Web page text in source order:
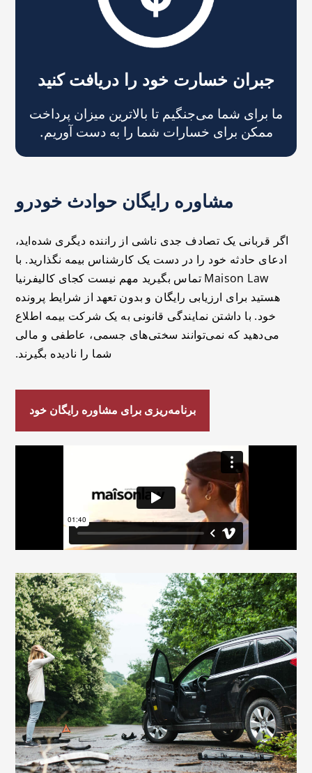
جبران خسارت خود را دریافت کنید
ما برای شما می‌جنگیم تا بالاترین میزان پرداخت
ممکن برای خسارات شما را به دست آوریم.
مشاوره رایگان حوادث خودرو
اگر قربانی یک تصادف جدی ناشی از راننده دیگری شده‌اید،
ادعای حادثه خود را در دست یک کارشناس بیمه نگذارید. با
Maison Law تماس بگیرید مهم نیست کجای کالیفرنیا
هستید برای ارزیابی رایگان و بدون تعهد از شرایط پرونده
خود. با داشتن نمایندگی قانونی به یک شرکت بیمه اطلاع
می‌دهید که نمی‌توانند سختی‌های جسمی، عاطفی و مالی
شما را نادیده بگیرند.
برنامه‌ریزی برای مشاوره رایگان خود